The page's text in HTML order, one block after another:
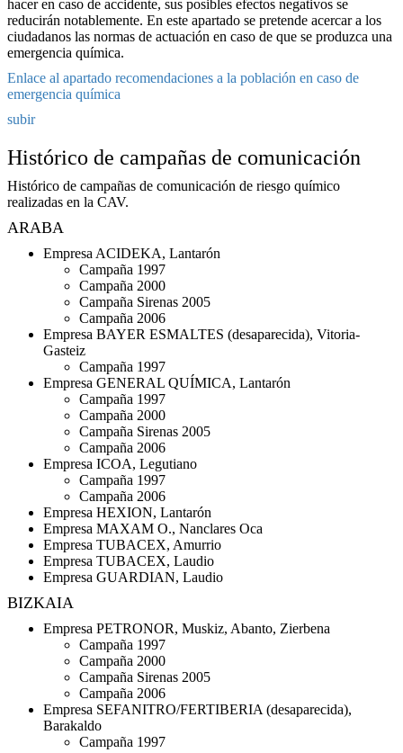
hacer en caso de accidente, sus posibles efectos negativos se
reducirán notablemente. En este apartado se pretende acercar a los
ciudadanos las normas de actuación en caso de que se produzca una
emergencia química.
Enlace al apartado recomendaciones a la población en caso de
emergencia química
subir
Histórico de campañas de comunicación
Histórico de campañas de comunicación de riesgo químico
realizadas en la CAV.
ARABA
Empresa ACIDEKA, Lantarón
Campaña 1997
Campaña 2000
Campaña Sirenas 2005
Campaña 2006
Empresa BAYER ESMALTES (desaparecida), Vitoria-
Gasteiz
Campaña 1997
Empresa GENERAL QUÍMICA, Lantarón
Campaña 1997
Campaña 2000
Campaña Sirenas 2005
Campaña 2006
Empresa ICOA, Legutiano
Campaña 1997
Campaña 2006
Empresa HEXION, Lantarón
Empresa MAXAM O., Nanclares Oca
Empresa TUBACEX, Amurrio
Empresa TUBACEX, Laudio
Empresa GUARDIAN, Laudio
BIZKAIA
Empresa PETRONOR, Muskiz, Abanto, Zierbena
Campaña 1997
Campaña 2000
Campaña Sirenas 2005
Campaña 2006
Empresa SEFANITRO/FERTIBERIA (desaparecida),
Barakaldo
Campaña 1997